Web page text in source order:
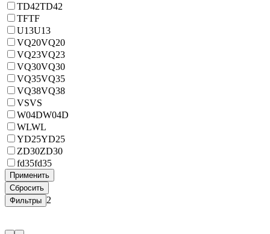
TD42TD42
TFTF
U13U13
VQ20VQ20
VQ23VQ23
VQ30VQ30
VQ35VQ35
VQ38VQ38
VSVS
W04DW04D
WLWL
YD25YD25
ZD30ZD30
fd35fd35
2